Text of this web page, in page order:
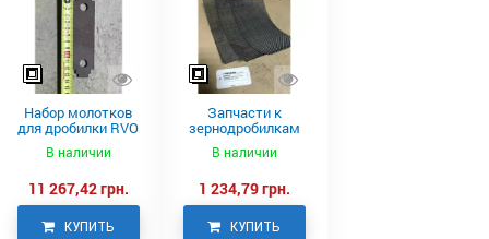
Набор молотков
для дробилки RVO
Neuero
В наличии
11 267,42 грн.
КУПИТЬ
Запчасти к
зернодробилкам
RVO
В наличии
1 234,79 грн.
КУПИТЬ